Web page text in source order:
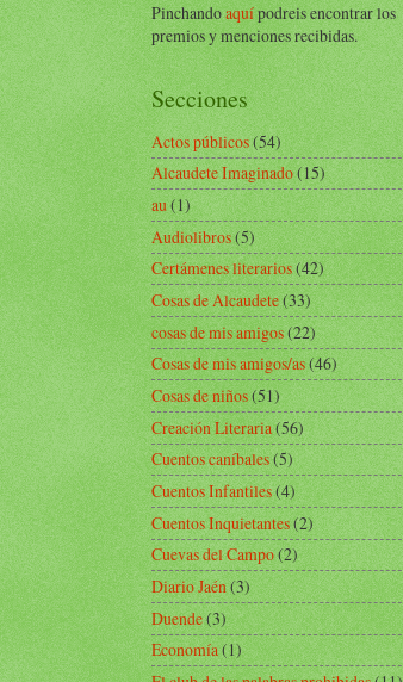
Pinchandoaquípodreis encontrar los
premios y menciones recibidas.
Secciones
Actos públicos(54)
Alcaudete Imaginado(15)
au(1)
Audiolibros(5)
Certámenes literarios(42)
Cosas de Alcaudete(33)
cosas de mis amigos(22)
Cosas de mis amigos/as(46)
Cosas de niños(51)
Creación Literaria(56)
Cuentos caníbales(5)
Cuentos Infantiles(4)
Cuentos Inquietantes(2)
Cuevas del Campo(2)
Diario Jaén(3)
Duende(3)
Economía(1)